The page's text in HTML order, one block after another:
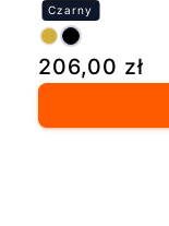
206,00 zł